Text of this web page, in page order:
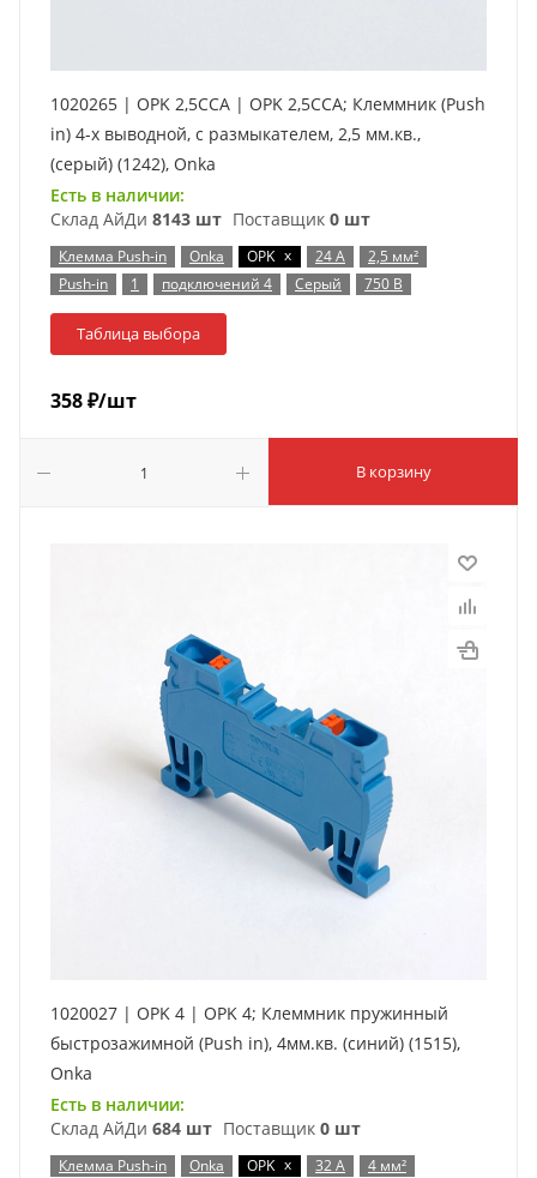
1020265 | OPK 2,5CCA | OPK 2,5CCA; Клеммник (Push
in) 4-х выводной, с размыкателем, 2,5 мм.кв.,
(серый) (1242), Onka
Есть в наличии:
Склад АйДи 8143 шт Поставщик 0 шт
Клемма Push-in Onka OPK x 24 А
2,5 мм²
Push-in
1 подключений 4 Серый 750 В
Таблица выбора
358₽/шт
В корзину
1020027 | OPK 4 | OPK 4; Клеммник пружинный
быстрозажимной (Push in), 4мм.кв. (синий) (1515),
Onka
Есть в наличии:
Склад АйДи 684 шт Поставщик 0 шт
Клемма Push-in Onka OPK x 32 А
4 мм²